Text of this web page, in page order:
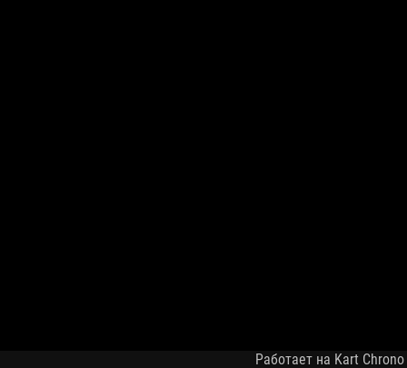
Работает на Kart Chrono